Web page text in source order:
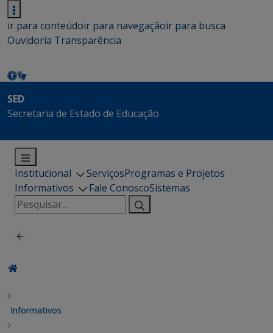
ir para conteúdoir para navegaçãoir para busca
Ouvidoria Transparência
SED
Secretaria de Estado de Educação
Institucional ServiçosProgramas e Projetos
Informativos
Fale ConoscoSistemas
Pesquisar
por:
Informativos